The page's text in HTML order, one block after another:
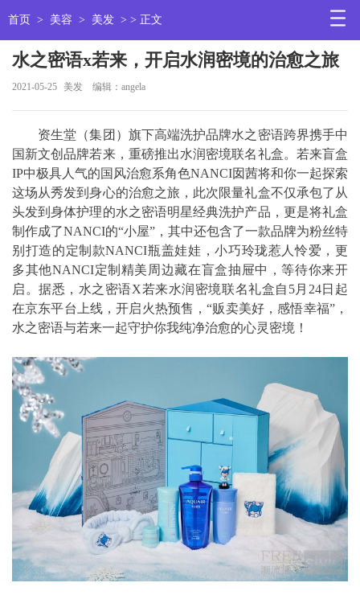
首页 > 美容 > 美发 > > 正文
水之密语x若来，开启水润密境的治愈之旅
2021-05-25 美发 编辑：angela
资生堂（集团）旗下高端洗护品牌水之密语跨界携手中
国新文创品牌若来，重磅推出水润密境联名礼盒。若来盲盒
IP中极具人气的国风治愈系角色NANCI囡茜将和你一起探索
这场从秀发到身心的治愈之旅，此次限量礼盒不仅承包了从
头发到身体护理的水之密语明星经典洗护产品，更是将礼盒
制作成了NANCI的“小屋”，其中还包含了一款品牌为粉丝特
别打造的定制款NANCI瓶盖娃娃，小巧玲珑惹人怜爱，更
多其他NANCI定制精美周边藏在盲盒抽屉中，等待你来开
启。据悉，水之密语X若来水润密境联名礼盒自5月24日起
在京东平台上线，开启火热预售，“贩卖美好，感悟幸福”，
水之密语与若来一起守护你我纯净治愈的心灵密境！